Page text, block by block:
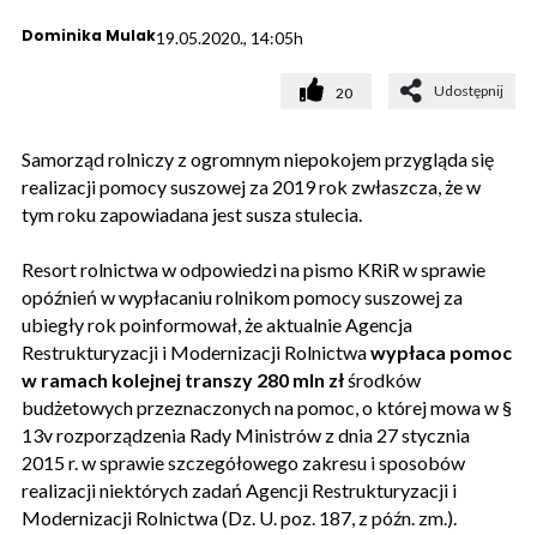
Dominika Mulak19.05.2020., 14:05h
20 Udostępnij
Samorząd rolniczy z ogromnym niepokojem przygląda się
realizacji pomocy suszowej za 2019 rok zwłaszcza, że w
tym roku zapowiadana jest susza stulecia.
Resort rolnictwa w odpowiedzi na pismo KRiR w sprawie
opóźnień w wypłacaniu rolnikom pomocy suszowej za
ubiegły rok poinformował, że aktualnie Agencja
Restrukturyzacji i Modernizacji Rolnictwawypłaca pomoc
w ramach kolejnej transzy 280 mln złśrodków
budżetowych przeznaczonych na pomoc, o której mowa w §
13v rozporządzenia Rady Ministrów z dnia 27 stycznia
2015 r. w sprawie szczegółowego zakresu i sposobów
realizacji niektórych zadań Agencji Restrukturyzacji i
Modernizacji Rolnictwa (Dz. U. poz. 187, z późn. zm.).